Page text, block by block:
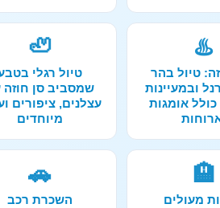
♨️
טיול בהר
ובמעיינות
אומגות
🦥
טיול רגלי
שמסביב סן חוזה
עצלנים, ציפורים
מיוחדים
🏨
מעולים
🚗
השכרת רכב